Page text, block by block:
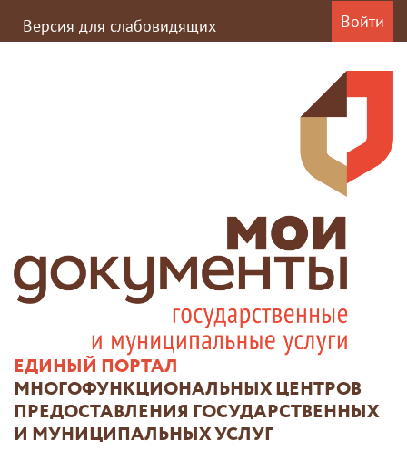
Версия для слабовидящих Войти
ЕДИНЫЙ ПОРТАЛ
МНОГОФУНКЦИОНАЛЬНЫХ ЦЕНТРОВ
ПРЕДОСТАВЛЕНИЯ ГОСУДАРСТВЕННЫХ
И МУНИЦИПАЛЬНЫХ УСЛУГ